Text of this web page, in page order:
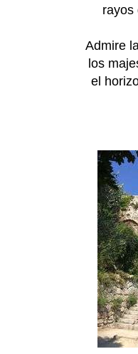
rayos
Admire
los
el